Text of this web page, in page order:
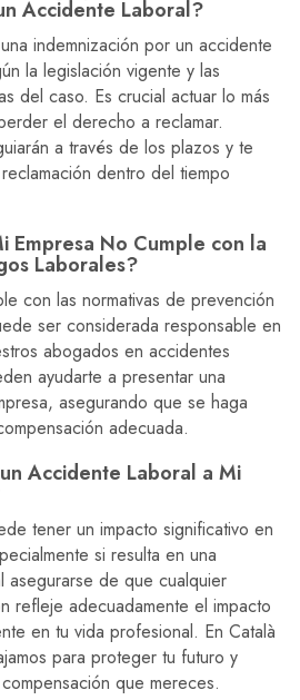
Accidente Laboral?
indemnización por un accidente
la legislación vigente y las
del caso. Es crucial actuar lo más
el derecho a reclamar.
a través de los plazos y te
dentro del tiempo
Empresa No Cumple con la
Laborales?
con las normativas de prevención
ser considerada responsable en
abogados en accidentes
ayudarte a presentar una
asegurando que se haga
adecuada.
Accidente Laboral a Mi
tener un impacto significativo en
si resulta en una
asegurarse de que cualquier
refleje adecuadamente el impacto
en tu vida profesional. En Català
para proteger tu futuro y
que mereces.